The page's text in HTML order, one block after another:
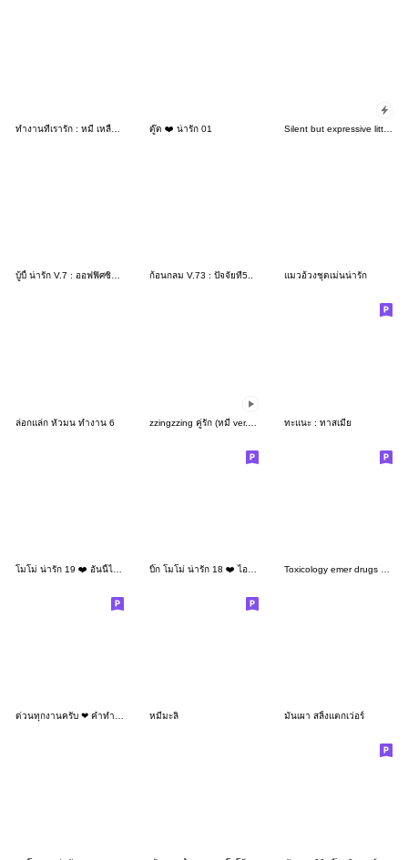
ดู๊ด ❤️ น่ารัก 01 Silent but expressive little devil
บู้บี้ น่ารัก V.7 : ออฟฟิศซินโดรม ก้อนกลม V.73 : ปัจจัยที่5.. แมวอ้วงชุดเม่นน่ารัก
ล่อกแล่ก หัวมน ทำงาน 6 ทะแนะ : ทาสเมีย
ด่วนทุกงานครับ ❤ คำทำงาน น่ารัก น่ารัก หมีมะลิ มันเผา สลิ้งแตกเว่อร์